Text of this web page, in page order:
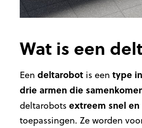
Wat is een
Een deltarobot is een type
drie armen die
deltarobots extreem snel
toepassingen. Ze worden